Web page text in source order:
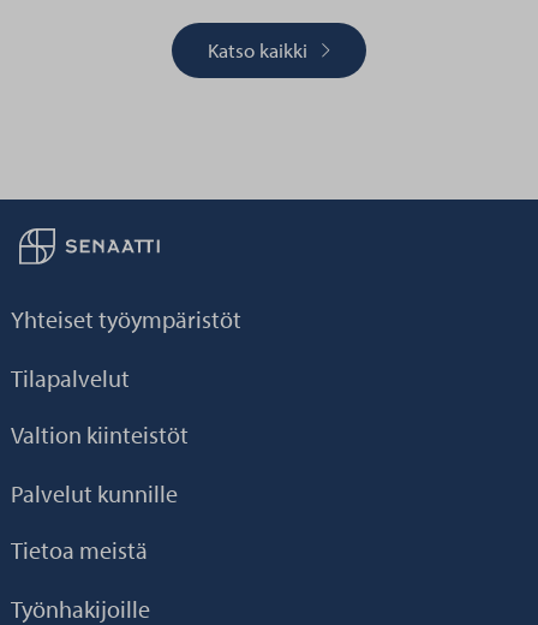
Katso kaikki
Palaa taikaisin etusivulle
Yhteiset työympäristöt
Tilapalvelut
Valtion kiinteistöt
Palvelut kunnille
Tietoa meistä
Työnhakijoille